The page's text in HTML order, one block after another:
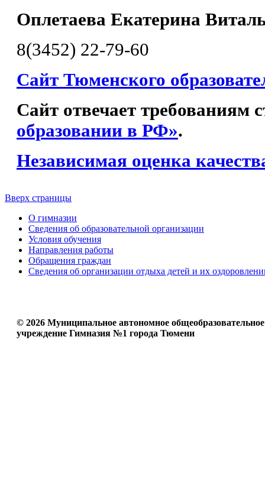
Оплетаева Екатерина
8(3452) 22-79-60
Сайт Тюменского
Сайт отвечает требованиям
образовании в РФ».
Независимая оценка
Вверх страницы
О гимназии
Сведения об образовательной организации
Условия обучения
Направления работы
Обращения граждан
Сведения об организации отдыха детей и их
© 2026 Муниципальное автономное общеобразовательное
учреждение Гимназия №1 города Тюмени